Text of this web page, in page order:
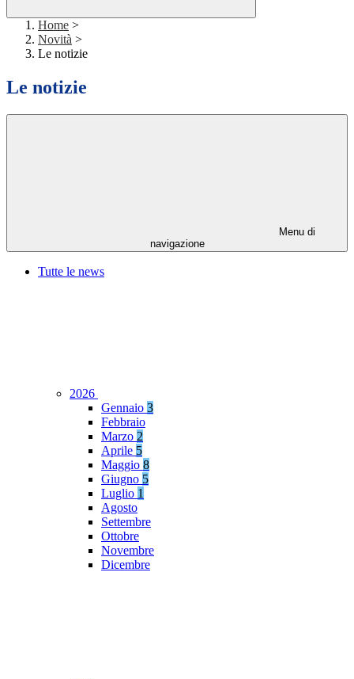
Home >
Novità >
Le notizie
Le notizie
Menu di
navigazione
Tutte le news
2026
Gennaio 3
Febbraio
Marzo 2
Aprile 5
Maggio 8
Giugno 5
Luglio 1
Agosto
Settembre
Ottobre
Novembre
Dicembre